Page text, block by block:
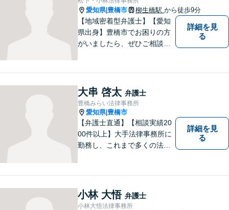
愛知県| 豊橋市 柳生橋駅 から徒歩9分
【地域密着型弁護士】【愛知
県出身】豊橋市でお困りの方
がいましたら、ぜひご相談く
詳細を見
る
大串 啓太 弁護士
豊橋みらい法律事務所
愛知県| 豊橋市
【弁護士直通】【相談実績20
00件以上】大手法律事務所に
勤務し、これまで多くの法律
回30分は無料ですから、お気
軽にお電話ください。
詳細を見
る
小林 大悟 弁護士
小林大悟法律事務所